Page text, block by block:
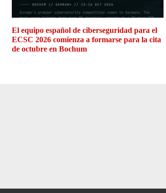
El equipo español de ciberseguridad para el
ECSC 2026 comienza a formarse para la cita
de octubre en Bochum